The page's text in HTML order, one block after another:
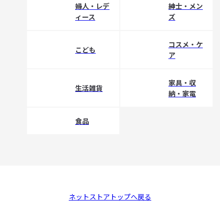
婦人・レデ
ィース
紳士・メン
ズ
こども
コスメ・ケ
ア
生活雑貨
家具・収
納・家電
食品
ネットストアトップへ戻る